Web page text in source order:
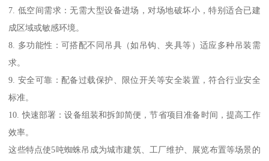
7. 低空间需求：无需大型设备进场，对场地破坏小，特别适合已建
成区域或敏感环境。
8. 多功能性：可搭配不同吊具（如吊钩、夹具等）适应多种吊装需
求。
9. 安全可靠：配备过载保护、限位开关等安全装置，符合行业安全
标准。
10. 快速部署：设备组装和拆卸简便，节省项目准备时间，提高工作
效率。
这些特点使5吨蜘蛛吊成为城市建筑、工厂维护、展览布置等场景的